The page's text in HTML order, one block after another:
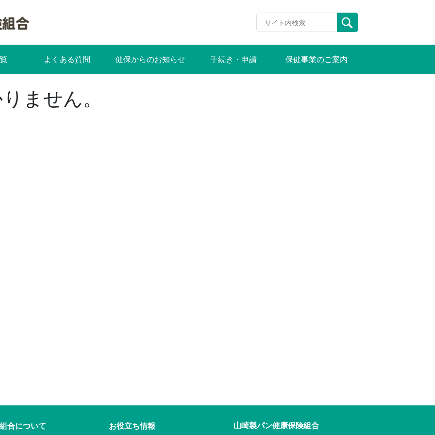
よくある質問 健保からのお知らせ 手続き・申請 保健事業のご案内
ません。
合について お役立ち情報 山崎製パン健康保険組合